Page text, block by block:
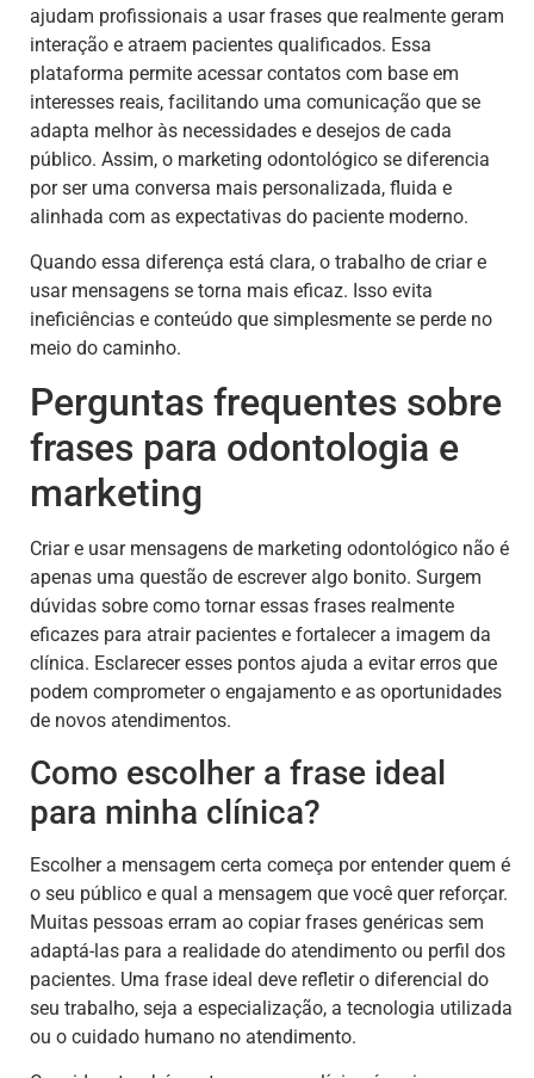
ajudam profissionais a usar frases que realmente geram
interação e atraem pacientes qualificados. Essa
plataforma permite acessar contatos com base em
interesses reais, facilitando uma comunicação que se
adapta melhor às necessidades e desejos de cada
público. Assim, o marketing odontológico se diferencia
por ser uma conversa mais personalizada, fluida e
alinhada com as expectativas do paciente moderno.
Quando essa diferença está clara, o trabalho de criar e
usar mensagens se torna mais eficaz. Isso evita
ineficiências e conteúdo que simplesmente se perde no
meio do caminho.
Perguntas frequentes sobre
frases para odontologia e
marketing
Criar e usar mensagens de marketing odontológico não é
apenas uma questão de escrever algo bonito. Surgem
dúvidas sobre como tornar essas frases realmente
eficazes para atrair pacientes e fortalecer a imagem da
clínica. Esclarecer esses pontos ajuda a evitar erros que
podem comprometer o engajamento e as oportunidades
de novos atendimentos.
Como escolher a frase ideal
para minha clínica?
Escolher a mensagem certa começa por entender quem é
o seu público e qual a mensagem que você quer reforçar.
Muitas pessoas erram ao copiar frases genéricas sem
adaptá-las para a realidade do atendimento ou perfil dos
pacientes. Uma frase ideal deve refletir o diferencial do
seu trabalho, seja a especialização, a tecnologia utilizada
ou o cuidado humano no atendimento.